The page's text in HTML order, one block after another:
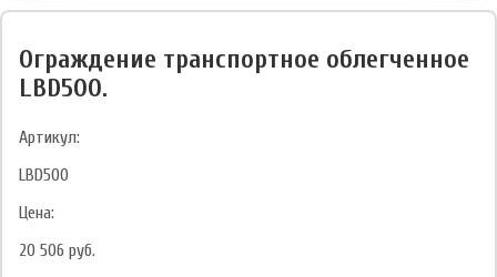
Ограждение транспортное облегченное
LBD500.
Артикул:
LBD500
Цена:
20 506 руб.